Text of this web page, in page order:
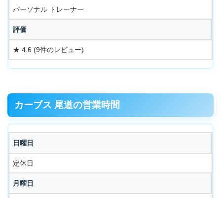
パーソナル トレーナー
評価
★ 4.6 (9件のレビュー)
カーブス 尾道の営業時間
日曜日
定休日
月曜日